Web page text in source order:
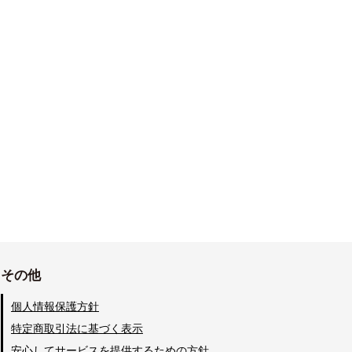
その他
個人情報保護方針
特定商取引法に基づく表示